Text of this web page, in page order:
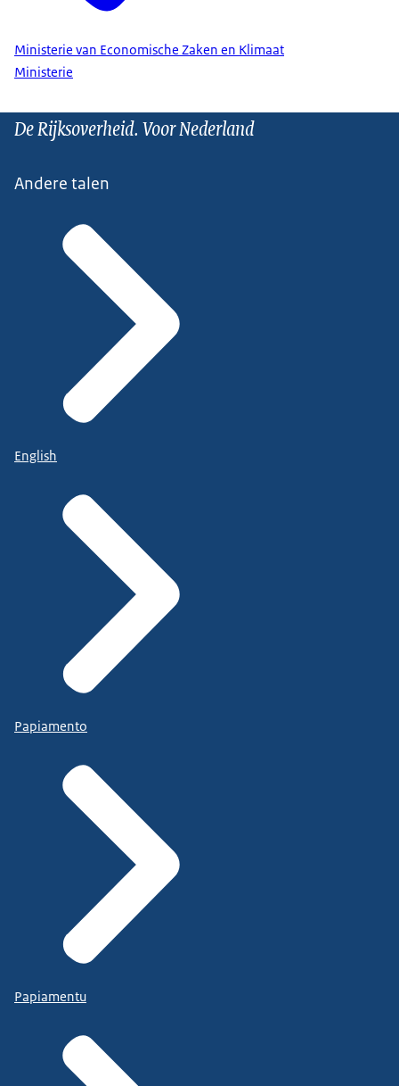
Ministerie van Economische Zaken en Klimaat
Ministerie
De Rijksoverheid. Voor Nederland
Andere talen
English
Papiamento
Papiamentu